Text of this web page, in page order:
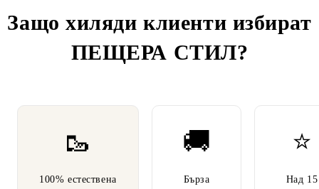
Защо хиляди клиенти избират
ПЕЩЕРА СТИЛ?
🥾
100% естествена
🚚
Бърза
⭐
Над 15